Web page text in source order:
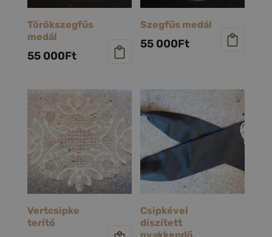
Törökszegfűs
medál
55 000Ft
Szegfűs medál
55 000Ft
Vertcsipke
terítő
Csipkével
díszített
nyakkendő